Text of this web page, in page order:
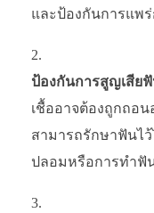
และป้องกันการแพ
ป้องกันการสูญเสีย
เชื้ออาจต้องถูกถอ
สามารถรักษาฟันไ
ปลอมหรือการทำฟั